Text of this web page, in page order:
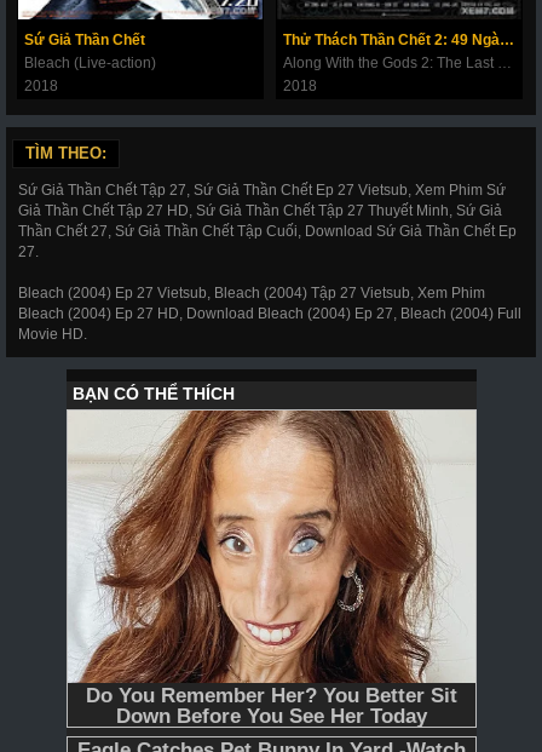
276 277 280 281 282
283 284 285 286 287 288 289
290
297 298 299 300 301 302 303
304 305 306 307 308 309 310
322 323 324 325 326 327 328
329 330 331 332 333 334 335
336 337 338 339 340 341 343
345 346 347 348 349
352 353 354 355 356
359 360 361 362 363
366 - Tập Cuối
Sứ Giả Thần Chết
Bleach (Live-action)
2018
Thử Thách Thần Chết 2: 49 Ngày Cuối Cùng
2018
TÌM THEO:
Sứ Giả Thần Chết Tập 27, Sứ Giả Thần Chết Ep 27 Vietsub, Xem Phim Sứ
Giả Thần Chết Tập 27 HD, Sứ Giả Thần Chết Tập 27 Thuyết Minh, Sứ Giả
Thần Chết 27, Sứ Giả Thần Chết Tập Cuối, Download Sứ Giả Thần Chết Ep
27.
Bleach (2004) Ep 27 Vietsub, Bleach (2004) Tập 27 Vietsub, Xem Phim
Bleach (2004) Ep 27 HD, Download Bleach (2004) Ep 27, Bleach (2004) Full
Movie HD.